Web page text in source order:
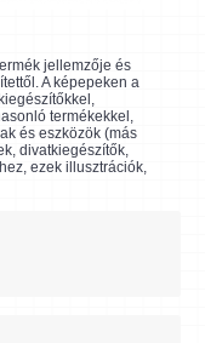
jellemzője és
A képepeken a
termékekkel,
és eszközök (más
divatkiegészítők,
ezek illusztrációk,